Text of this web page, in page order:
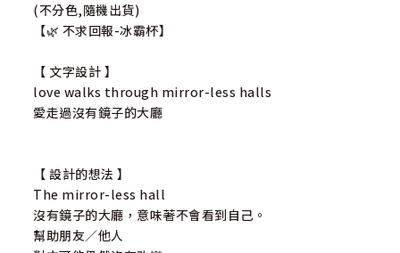
(不分色,隨機出貨)
【🌿 不求回報-冰霸杯】
【 文字設計 】
love walks through mirror-less halls
愛走過沒有鏡子的大廳
【 設計的想法 】
The mirror-less hall
沒有鏡子的大廳，意味著不會看到自己。
幫助朋友／他人